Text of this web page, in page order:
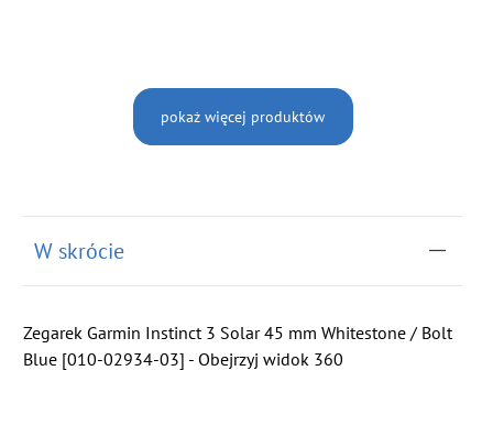
pokaż więcej produktów
W skrócie
Zegarek Garmin Instinct 3 Solar 45 mm Whitestone / Bolt
Blue [010-02934-03] - Obejrzyj widok 360